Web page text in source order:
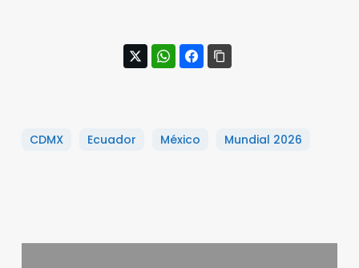
CDMX Ecuador México Mundial 2026